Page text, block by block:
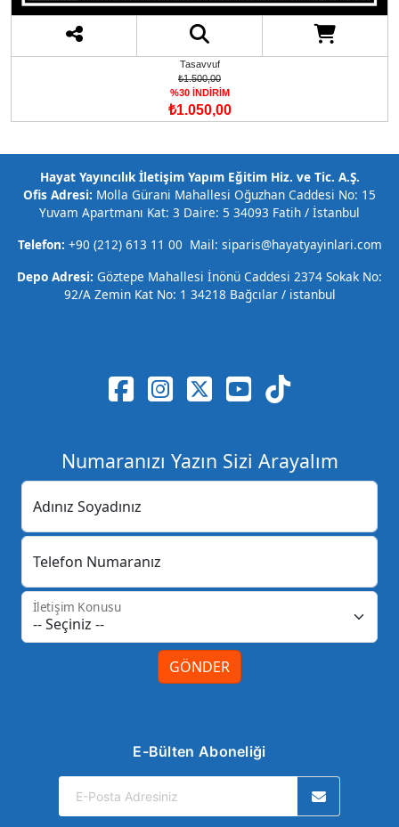
Tasavvuf
₺1.500,00
%30 İNDİRİM
₺1.050,00
Hayat Yayıncılık İletişim Yapım Eğitim Hiz. ve Tic. A.Ş.
Ofis Adresi: Molla Gürani Mahallesi Oğuzhan Caddesi No: 15
Yuvam Apartmanı Kat: 3 Daire: 5 34093 Fatih / İstanbul
Telefon: +90 (212) 613 11 00 Mail: siparis@hayatyayinlari.com
Depo Adresi: Göztepe Mahallesi İnönü Caddesi 2374 Sokak No:
92/A Zemin Kat No: 1 34218 Bağcılar / istanbul
Numaranızı Yazın Sizi Arayalım
Adınız Soyadınız
Telefon Numaranız
İletişim Konusu
GÖNDER
E-Bülten Aboneliği